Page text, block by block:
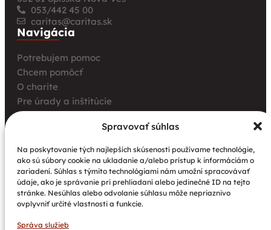
Spravovať súhlas
Na poskytovanie tých najlepších skúseností používame technológie,
ako sú súbory cookie na ukladanie a/alebo prístup k informáciám o
zariadení. Súhlas s týmito technológiami nám umožní spracovávať
údaje, ako je správanie pri prehliadaní alebo jedinečné ID na tejto
stránke. Nesúhlas alebo odvolanie súhlasu môže nepriaznivo
ovplyvniť určité vlastnosti a funkcie.
Správa služieb
053/442 45 00
caritas@caritas.sk
Navigácia
Potrebujem pomoc
Chcem pomôcť
O charite
Pre úrady a inštitúcie
Farské charity
Aktuality
Charita bez hraníc: Stretnutie Spišskej katolíckej
charity a Krakowskej arcidiecéznej charity prinieslo
nové pohľady na fundraising aj propagáciu
Nové petangové ihrisko prináša seniorom radosť,
pohyb a komunitu